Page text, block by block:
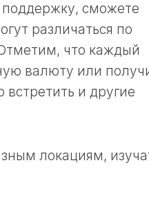
сможете
различаться по
что каждый
валюту или
и другие
локациям,